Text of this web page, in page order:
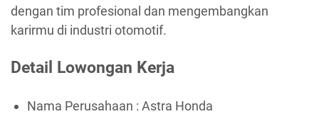
dengan tim profesional dan mengembangkan
karirmu di industri otomotif.
Detail Lowongan Kerja
Nama Perusahaan : Astra Honda